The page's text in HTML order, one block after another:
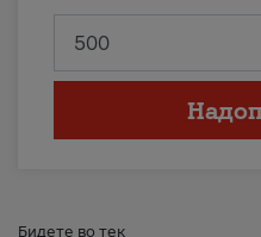
Бидете во тек